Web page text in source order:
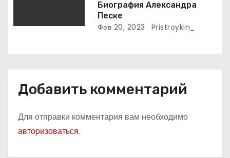
Биография Александра
Песке
Фев 20, 2023 Pristroykin_
Добавить комментарий
Для отправки комментария вам необходимо
авторизоваться.